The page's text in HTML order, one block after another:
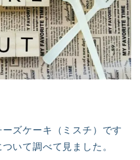
ズケーキ（ミスチ）です
いて調べて見ました。